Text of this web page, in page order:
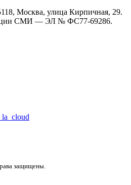
Москва, улица Кирпичная, 29.
СМИ — ЭЛ № ФС77-69286.
защищены.